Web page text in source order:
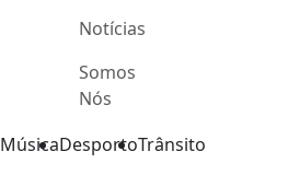
Notícias
Somos
Nós
MúsicaDesportoTrânsito